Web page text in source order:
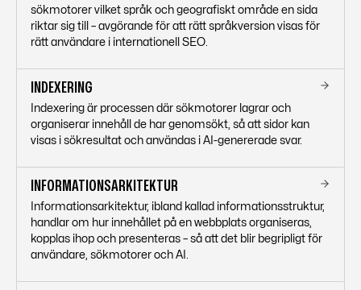
sökmotorer vilket språk och geografiskt område en sida
riktar sig till – avgörande för att rätt språkversion visas för
rätt användare i internationell SEO.
INDEXERING
Indexering är processen där sökmotorer lagrar och
organiserar innehåll de har genomsökt, så att sidor kan
visas i sökresultat och användas i AI-genererade svar.
INFORMATIONSARKITEKTUR
Informationsarkitektur, ibland kallad informationsstruktur,
handlar om hur innehållet på en webbplats organiseras,
kopplas ihop och presenteras – så att det blir begripligt för
användare, sökmotorer och AI.